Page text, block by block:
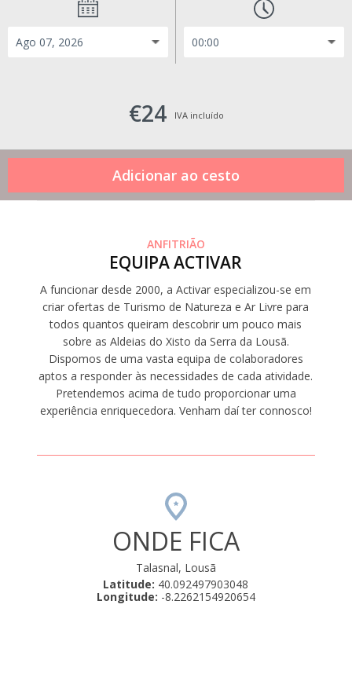
€24 IVA incluído
ANFITRIÃO
EQUIPA ACTIVAR
A funcionar desde 2000, a Activar especializou-se em
criar ofertas de Turismo de Natureza e Ar Livre para
todos quantos queiram descobrir um pouco mais
sobre as Aldeias do Xisto da Serra da Lousã.
Dispomos de uma vasta equipa de colaboradores
aptos a responder às necessidades de cada atividade.
Pretendemos acima de tudo proporcionar uma
experiência enriquecedora. Venham daí ter connosco!
ONDE FICA
Talasnal, Lousã
Latitude: 40.092497903048
Longitude: -8.2262154920654